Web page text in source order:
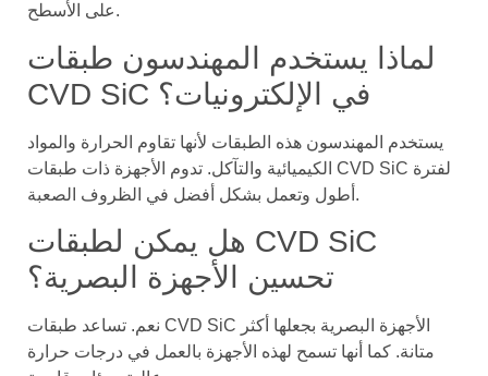
على الأسطح.
لماذا يستخدم المهندسون طبقات
يستخدم المهندسون هذه الطبقات لأنها تقاوم الحرارة والمواد
الكيميائية والتآكل. تدوم الأجهزة ذات طبقات CVD SiC لفترة
أطول وتعمل بشكل أفضل في الظروف الصعبة.
هل يمكن لطبقات CVD SiC
نعم. تساعد طبقات CVD SiC الأجهزة البصرية بجعلها أكثر
متانة. كما أنها تسمح لهذه الأجهزة بالعمل في درجات حرارة